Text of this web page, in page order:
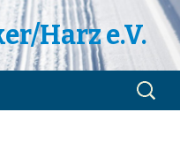
Harz e.V.
Suchen
nach: